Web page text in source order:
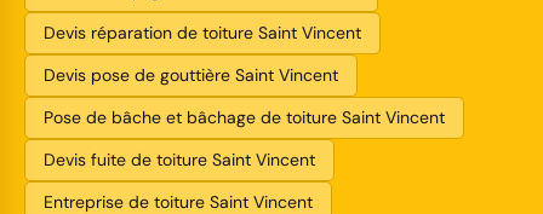
Devis réparation de toiture Saint Vincent
Devis pose de gouttière Saint Vincent
Pose de bâche et bâchage de toiture Saint Vincent
Devis fuite de toiture Saint Vincent
Entreprise de toiture Saint Vincent